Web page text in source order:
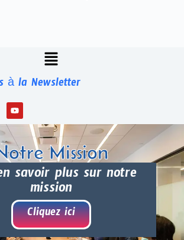
à la Newsletter
Mission
savoir plus sur notre
mission
Cliquez ici